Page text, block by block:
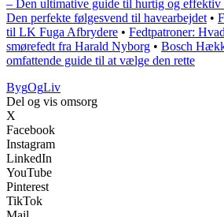
– Den ultimative guide til hurtig og effektiv
Den perfekte følgesvend til havearbejdet •
til LK Fuga Afbrydere • Fedtpatroner:
smørefedt fra Harald Nyborg • Bosch
omfattende guide til at vælge den rette
BygOgLiv
Del og vis omsorg
X
Facebook
Instagram
LinkedIn
YouTube
Pinterest
TikTok